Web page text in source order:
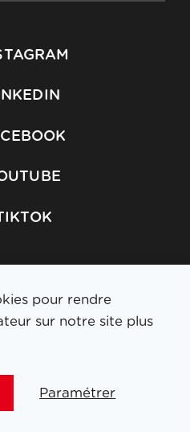
la newsletter
pour rendre
sur notre site plus
Paramétrer